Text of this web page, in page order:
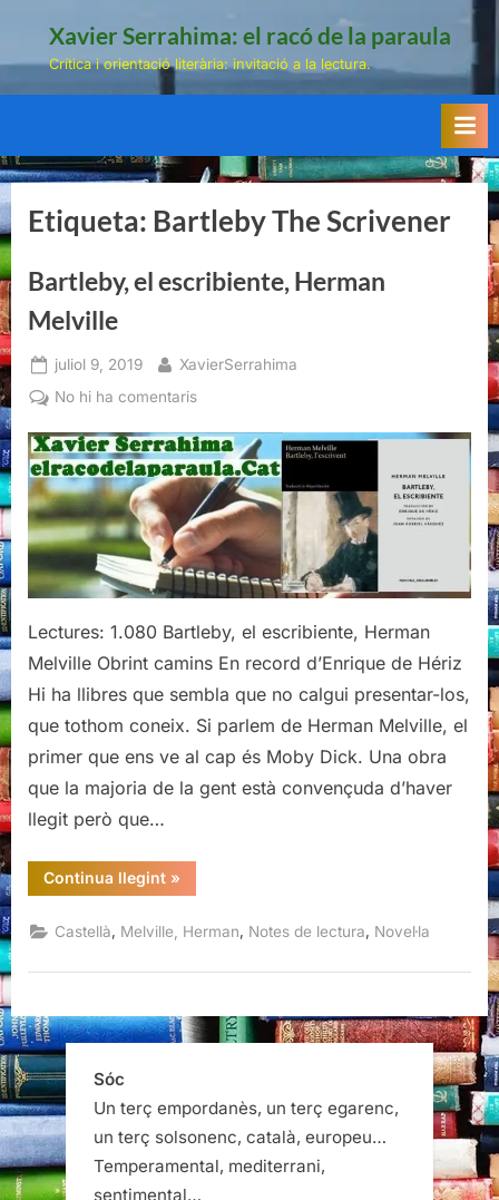
Xavier Serrahima: el racó de la paraula
Crítica i orientació literària: invitació a la lectura.
Etiqueta: Bartleby The Scrivener
Bartleby, el escribiente, Herman
Melville
Posted
on
juliol 9, 2019 By
XavierSerrahima
No hi ha comentarisa
el
escribiente,
Herman
Melville
Lectures: 1.080 Bartleby, el escribiente, Herman
Melville Obrint camins En record d’Enrique de Hériz
Hi ha llibres que sembla que no calgui presentar-los,
que tothom coneix. Si parlem de Herman Melville, el
primer que ens ve al cap és Moby Dick. Una obra
que la majoria de la gent està convençuda d’haver
llegit però que…
Continua llegint“Bartleby,
el
Herman
Melville”
»
Castellà, Melville, Herman, Notes de lectura, Novel·la
Sóc
Un terç empordanès, un terç egarenc,
un terç solsonenc, català, europeu…
Temperamental, mediterrani,
sentimental…